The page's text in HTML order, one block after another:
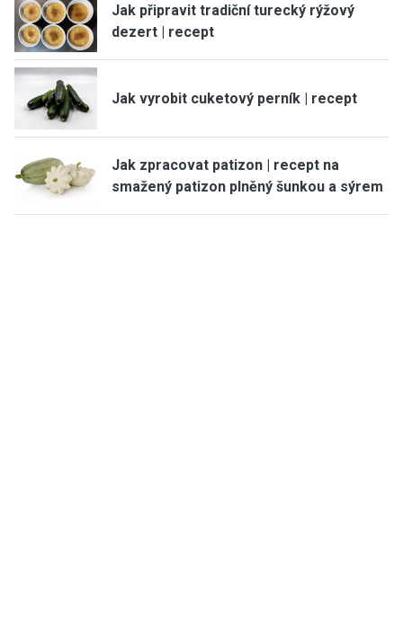
Jak připravit tradiční turecký rýžový
dezert | recept
Jak vyrobit cuketový perník | recept
Jak zpracovat patizon | recept na
smažený patizon plněný šunkou a sýrem